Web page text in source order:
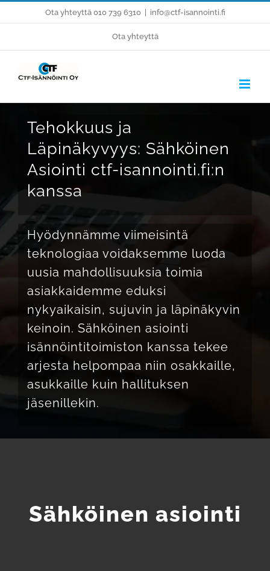
content
Ota yhteyttä 010 739 6310 info@ctf-isannointi.fi
Ota yhteyttä
Tehokkuus ja
Läpinäkyvyys: Sähköinen
Asiointi ctf-isannointi.fi:n
kanssa
Hyödynnämme viimeisintä
teknologiaa voidaksemme luoda
uusia mahdollisuuksia toimia
asiakkaidemme eduksi
nykyaikaisin, sujuvin ja läpinäkyvin
keinoin. Sähköinen asiointi
isännöintitoimiston kanssa tekee
arjesta helpompaa niin osakkaille,
asukkaille kuin hallituksen
jäsenillekin.
Sähköinen asiointi